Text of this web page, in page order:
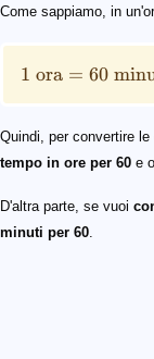
Come sappiamo, in
1\ \text{ora} =
1 ora = 60
Quindi, per convertire
tempo in ore per 60 e
D'altra parte, se vuoi
minuti per 60.